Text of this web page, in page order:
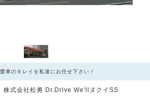
車のキレイを私達にお任せ下さい！
株式会社松勇 Dr.Drive We'llヌクイSS